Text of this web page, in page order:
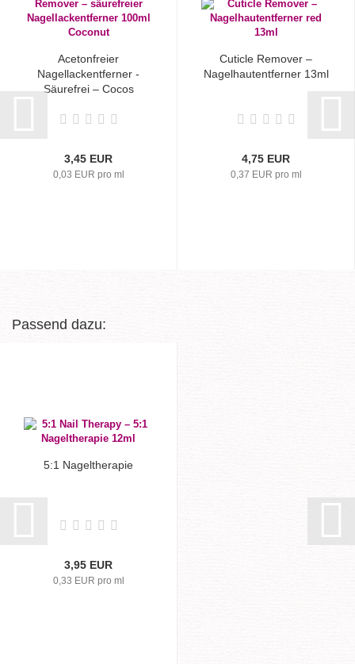
Acetonfreier
Nagellackentferner -
Säurefrei – Cocos
3,45 EUR
0,03 EUR pro ml
Cuticle Remover –
Nagelhautentferner 13ml
4,75 EUR
0,37 EUR pro ml
Passend dazu:
5:1 Nageltherapie
3,95 EUR
0,33 EUR pro ml